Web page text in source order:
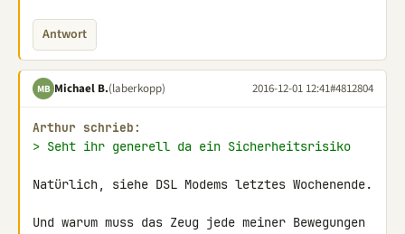
Antwort
MB Michael B.(laberkopp) 2016-12-01 12:41#4812804
Arthur schrieb:
> Seht ihr generell da ein Sicherheitsrisiko
Natürlich, siehe DSL Modems letztes Wochenende.
Und warum muss das Zeug jede meiner Bewegungen